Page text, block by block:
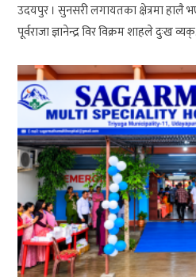
उदयपुर । सुनसरी लगायतका क्षेत्रमा हालै
पूर्वराजा ज्ञानेन्द्र विर विक्रम शाहले दुःख